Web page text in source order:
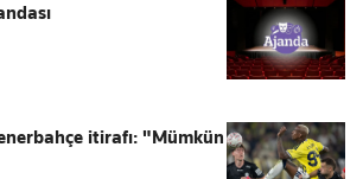
itirafı: "Mümkün